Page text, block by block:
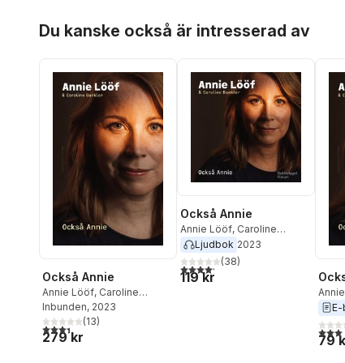
Du kanske också är intresserad av
Också Annie
Annie Lööf, Caroline
Bankler
Inbunden, 2023
3,4utav 5 stjärnor. Totalt antal röster:
(13)
279 kr
Också Annie
Annie Lööf, Caroline
Bankler
Ljudbok 2023
4,2utav 5 stjärnor. Totalt antal
(38)
119 kr
E-
3,0
79